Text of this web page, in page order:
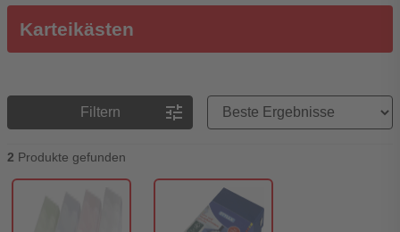
Karteikästen
Filtern tune
Preisreihenfolge
2 Produkte gefunden